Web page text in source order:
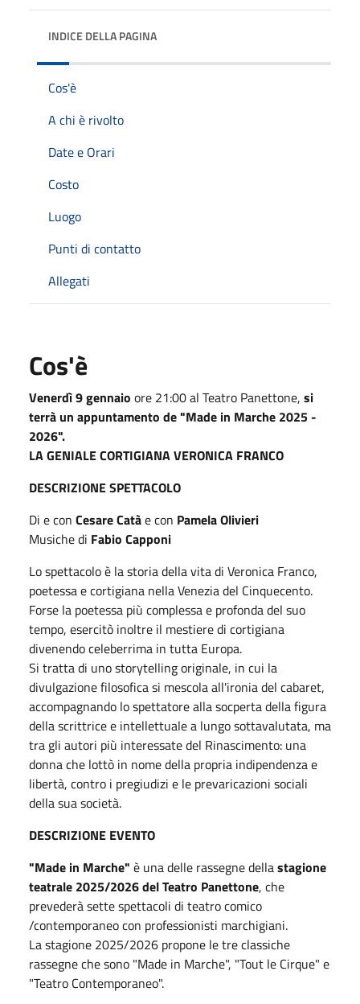
INDICE DELLA PAGINA
Cos'è
A chi è rivolto
Date e Orari
Costo
Luogo
Punti di contatto
Allegati
Cos'è
Venerdì 9 gennaio ore 21:00 al Teatro Panettone, si
terrà un appuntamento de "Made in Marche 2025 -
2026".
LA GENIALE CORTIGIANA VERONICA FRANCO
DESCRIZIONE SPETTACOLO
Di e con Cesare Catàe con Pamela Olivieri
Musiche di Fabio Capponi
Lo spettacolo è la storia della vita di Veronica Franco,
poetessa e cortigiana nella Venezia del Cinquecento.
Forse la poetessa più complessa e profonda del suo
tempo, esercitò inoltre il mestiere di cortigiana
divenendo celeberrima in tutta Europa.
Si tratta di uno storytelling originale, in cui la
divulgazione filosofica si mescola all'ironia del cabaret,
accompagnando lo spettatore alla socperta della figura
della scrittrice e intellettuale a lungo sottavalutata, ma
tra gli autori più interessate del Rinascimento: una
donna che lottò in nome della propria indipendenza e
libertà, contro i pregiudizi e le prevaricazioni sociali
della sua società.
DESCRIZIONE EVENTO
"Made in Marche" è una delle rassegne dellastagione
teatrale 2025/2026 del Teatro Panettone, che
prevederà sette spettacoli di teatro comico
/contemporaneo con professionisti marchigiani.
La stagione 2025/2026 propone le tre classiche
rassegne che sono "Made in Marche", "Tout le Cirque" e
"Teatro Contemporaneo".